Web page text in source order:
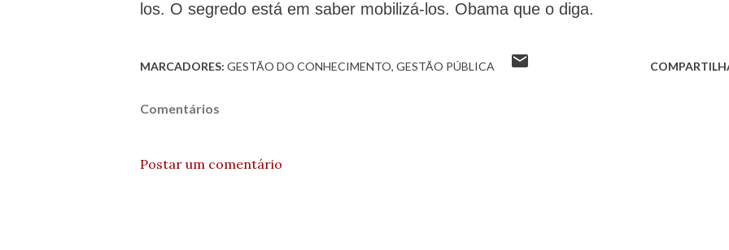
los. O segredo está em saber mobilizá-los. Obama que o diga.
MARCADORES: GESTÃO DO CONHECIMENTO GESTÃO PÚBLICA
Comentários
Postar um comentário